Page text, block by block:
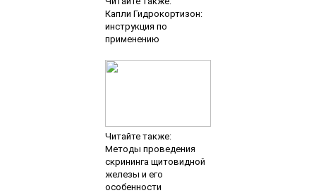
Капли Гидрокортизон:
инструкция по
применению
Читайте также:
Методы проведения
скрининга щитовидной
железы и его
особенности